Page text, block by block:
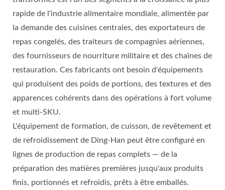
rapide de l'industrie alimentaire mondiale, alimentée par
la demande des cuisines centrales, des exportateurs de
repas congelés, des traiteurs de compagnies aériennes,
des fournisseurs de nourriture militaire et des chaînes de
restauration. Ces fabricants ont besoin d'équipements
qui produisent des poids de portions, des textures et des
apparences cohérents dans des opérations à fort volume
et multi-SKU.
L'équipement de formation, de cuisson, de revêtement et
de refroidissement de Ding-Han peut être configuré en
lignes de production de repas complets — de la
préparation des matières premières jusqu'aux produits
finis, portionnés et refroidis, prêts à être emballés.